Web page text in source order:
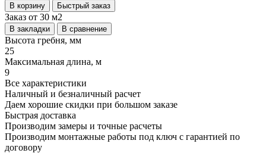
В корзину Быстрый заказ
Заказ от 30 м2
В закладки В сравнение
Высота гребня, мм
25
Максимальная длина, м
9
Все характеристики
Наличный и безналичный расчет
Даем хорошие скидки при большом заказе
Быстрая доставка
Производим замеры и точные расчеты
Производим монтажные работы под ключ с гарантией по
договору